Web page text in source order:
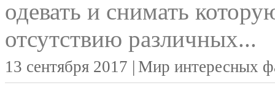
одевать и снимать
отсутствию различных...
13 сентября 2017 | Мир интересных